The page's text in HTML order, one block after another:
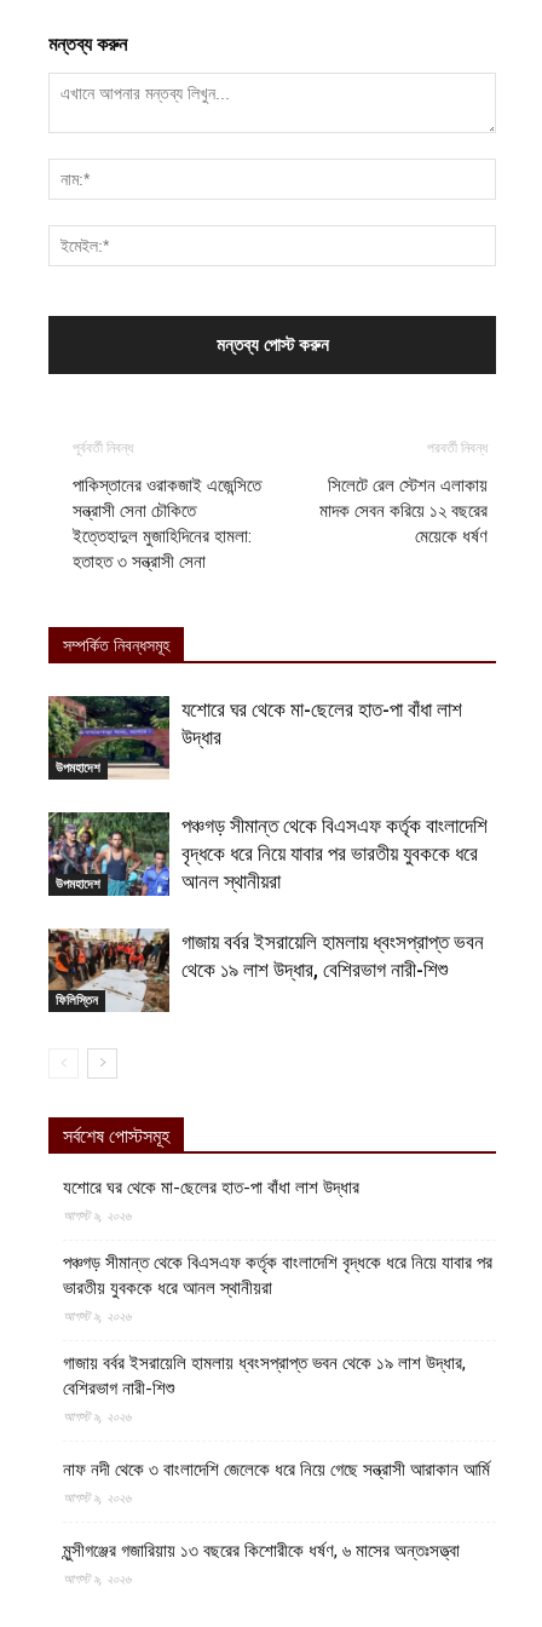
মন্তব্য করুন
পূর্ববর্তী নিবন্ধ
পাকিস্তানের ওরাকজাই এজেন্সিতে
সন্ত্রাসী সেনা চৌকিতে
ইত্তেহাদুল মুজাহিদিনের হামলা:
হতাহত ৩ সন্ত্রাসী সেনা
পরবর্তী নিবন্ধ
সিলেটে রেল স্টেশন এলাকায়
মাদক সেবন করিয়ে ১২ বছরের
মেয়েকে ধর্ষণ
সম্পর্কিত নিবন্ধসমূহ
উপমহাদেশ
যশোরে ঘর থেকে মা-ছেলের হাত-পা বাঁধা লাশ
উদ্ধার
উপমহাদেশ
পঞ্চগড় সীমান্ত থেকে বিএসএফ কর্তৃক বাংলাদেশি
বৃদ্ধকে ধরে নিয়ে যাবার পর ভারতীয় যুবককে ধরে
আনল স্থানীয়রা
ফিলিস্তিন
গাজায় বর্বর ইসরায়েলি হামলায় ধ্বংসপ্রাপ্ত ভবন
থেকে ১৯ লাশ উদ্ধার, বেশিরভাগ নারী-শিশু
সর্বশেষ পোস্টসমূহ
যশোরে ঘর থেকে মা-ছেলের হাত-পা বাঁধা লাশ উদ্ধার
আগস্ট ৯, ২০২৬
পঞ্চগড় সীমান্ত থেকে বিএসএফ কর্তৃক বাংলাদেশি বৃদ্ধকে ধরে নিয়ে যাবার পর
ভারতীয় যুবককে ধরে আনল স্থানীয়রা
আগস্ট ৯, ২০২৬
গাজায় বর্বর ইসরায়েলি হামলায় ধ্বংসপ্রাপ্ত ভবন থেকে ১৯ লাশ উদ্ধার,
বেশিরভাগ নারী-শিশু
আগস্ট ৯, ২০২৬
নাফ নদী থেকে ৩ বাংলাদেশি জেলেকে ধরে নিয়ে গেছে সন্ত্রাসী আরাকান আর্মি
আগস্ট ৯, ২০২৬
মুন্সীগঞ্জের গজারিয়ায় ১৩ বছরের কিশোরীকে ধর্ষণ, ৬ মাসের অন্তঃসত্ত্বা
আগস্ট ৯, ২০২৬